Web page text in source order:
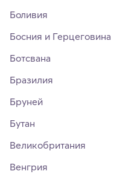
Боливия
Босния и Герцеговина
Ботсвана
Бразилия
Бруней
Бутан
Великобритания
Венгрия